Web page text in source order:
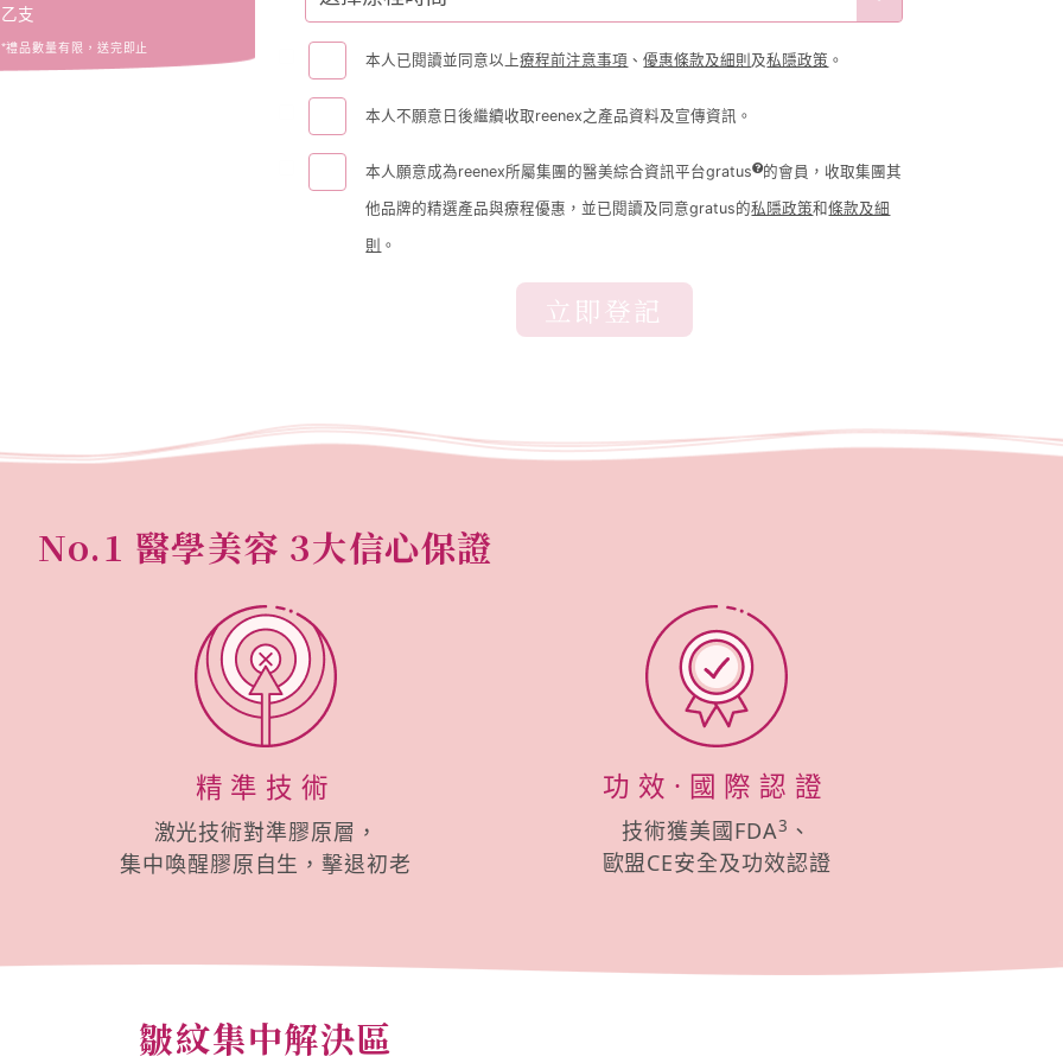
乙支
*禮品數量有限，送完即止
本人已閱讀並同意以上療程前注意事項 、優惠條款及細則 及私隱政策 。
本人不願意日後繼續收取reenex之產品資料及宣傳資訊。
本人願意成為reenex所屬集團的醫美綜合資訊平台gratus 的會員，收取集團其
他品牌的精選產品與療程優惠，並已閱讀及同意gratus的私隱政策和條款及細
則 。
立即登記
No.1 醫學美容 3大信心保證
精準技術
激光技術對準膠原層，
集中喚醒膠原自生，擊退初老
功效·國際認證
技術獲美國FDA3 、
歐盟CE安全及功效認證
皺紋集中解決區